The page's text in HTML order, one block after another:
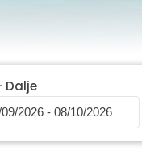
Dalje